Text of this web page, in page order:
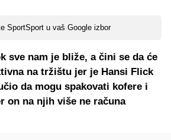
SportSport u vaš Google izbor
sve nam je bliže, a čini se da će
na tržištu jer je Hansi Flick
da mogu spakovati kofere i
on na njih više ne računa